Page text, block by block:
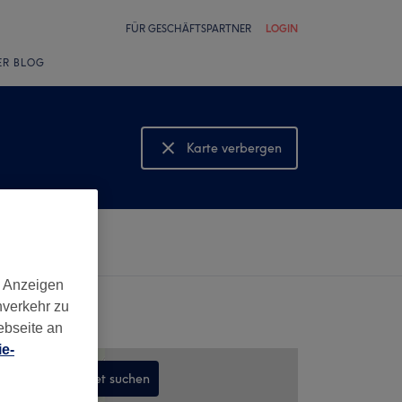
FÜR GESCHÄFTSPARTNER LOGIN
BLOG
Karte verbergen
Karte anzeigen
In diesem Gebiet suchen
zu
an